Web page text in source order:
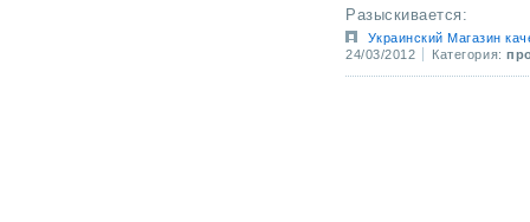
Разыскивается:
Украинский Магазин
24/03/2012
Категория: